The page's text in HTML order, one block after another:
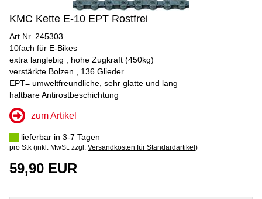
KMC Kette E-10 EPT Rostfrei
Art.Nr. 245303
10fach für E-Bikes
extra langlebig , hohe Zugkraft (450kg)
verstärkte Bolzen , 136 Glieder
EPT= umweltfreundliche, sehr glatte und lang
haltbare Antirostbeschichtung
zum Artikel
lieferbar in 3-7 Tagen
pro Stk (inkl. MwSt. zzgl. Versandkosten für Standardartikel )
59,90 EUR